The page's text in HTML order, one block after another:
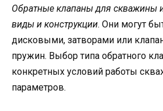
Обратные клапаны для скважины
виды и конструкции. Они могут
дисковыми, затворами или
пружин. Выбор типа обратного
конкретных условий работы
параметров.